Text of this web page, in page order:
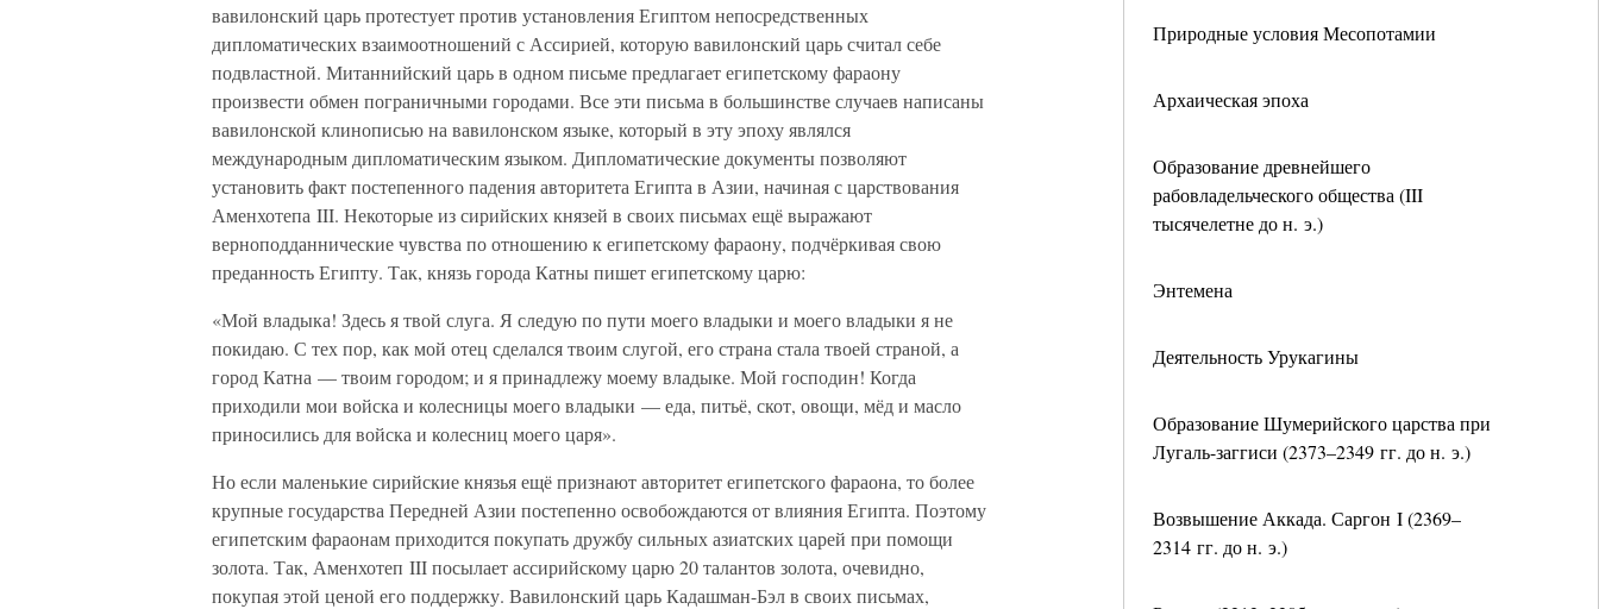
Природные условия Месопотамии
Архаическая эпоха
Образование древнейшего
рабовладельческого общества (III
тысячелетне до н. э.)
Энтемена
Деятельность Урукагины
Образование Шумерийского царства при
Лугаль-заггиси (2373–2349 гг. до н. э.)
Возвышение Аккада. Саргон I (2369–
2314 гг. до н. э.)
вавилонский царь протестует против установления Египтом непосредственных
дипломатических взаимоотношений с Ассирией, которую вавилонский царь считал себе
подвластной. Митаннийский царь в одном письме предлагает египетскому фараону
произвести обмен пограничными городами. Все эти письма в большинстве случаев написаны
вавилонской клинописью на вавилонском языке, который в эту эпоху являлся
международным дипломатическим языком. Дипломатические документы позволяют
установить факт постепенного падения авторитета Египта в Азии, начиная с царствования
Аменхотепа III. Некоторые из сирийских князей в своих письмах ещё выражают
верноподданнические чувства по отношению к египетскому фараону, подчёркивая свою
преданность Египту. Так, князь города Катны пишет египетскому царю:
«Мой владыка! Здесь я твой слуга. Я следую по пути моего владыки и моего владыки я не
покидаю. С тех пор, как мой отец сделался твоим слугой, его страна стала твоей страной, а
город Катна — твоим городом; и я принадлежу моему владыке. Мой господин! Когда
приходили мои войска и колесницы моего владыки — еда, питьё, скот, овощи, мёд и масло
приносились для войска и колесниц моего царя».
Но если маленькие сирийские князья ещё признают авторитет египетского фараона, то более
крупные государства Передней Азии постепенно освобождаются от влияния Египта. Поэтому
египетским фараонам приходится покупать дружбу сильных азиатских царей при помощи
золота. Так, Аменхотеп III посылает ассирийскому царю 20 талантов золота, очевидно,
покупая этой ценой его поддержку. Вавилонский царь Кадашман-Бэл в своих письмах,